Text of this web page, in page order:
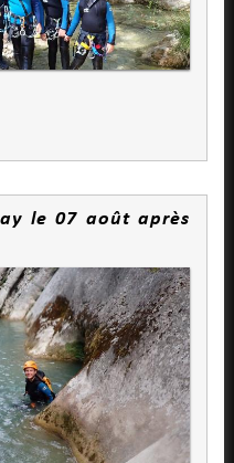
le 07 août après